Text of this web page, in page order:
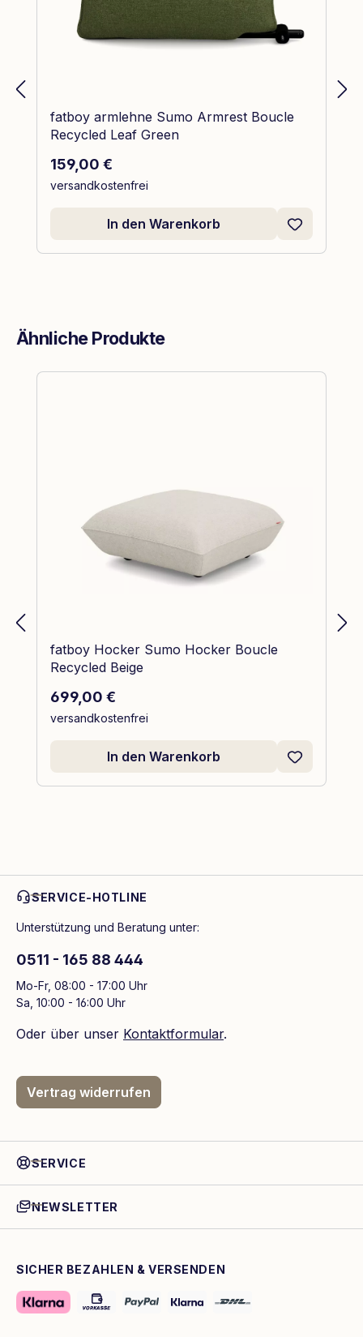
fatboy armlehne Sumo Armrest Boucle
Recycled Leaf Green
Regulärer Preis:
159,00 €
versandkostenfrei
In den Warenkorb
Ähnliche Produkte
Produktgalerie überspringen
fatboy Hocker Sumo Hocker Boucle
Recycled Beige
Regulärer Preis:
699,00 €
versandkostenfrei
In den Warenkorb
SERVICE-HOTLINE
Unterstützung und Beratung unter:
0511 - 165 88 444
Mo-Fr, 08:00 - 17:00 Uhr
Sa, 10:00 - 16:00 Uhr
Oder über unser Kontaktformular.
Vertrag widerrufen
SERVICE
NEWSLETTER
SICHER BEZAHLEN & VERSENDEN